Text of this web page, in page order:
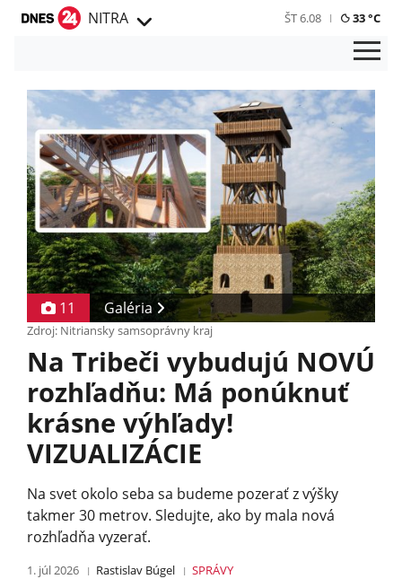
NITRA ŠT 6.08 33 °C
11 Galéria
Zdroj: Nitriansky samsoprávny kraj
Na Tribeči vybudujú NOVÚ
rozhľadňu: Má ponúknuť
krásne výhľady!
VIZUALIZÁCIE
Na svet okolo seba sa budeme pozerať z výšky
takmer 30 metrov. Sledujte, ako by mala nová
rozhľadňa vyzerať.
1. júl 2026 Rastislav Búgel SPRÁVY